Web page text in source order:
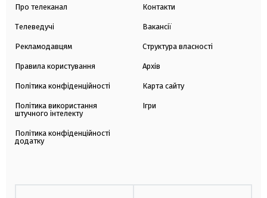
Про телеканал
Телеведучі
Рекламодавцям
Правила користування
Політика конфіденційності
Політика використання
штучного інтелекту
Політика конфіденційності
додатку
Контакти
Вакансії
Структура власності
Архів
Карта сайту
Ігри